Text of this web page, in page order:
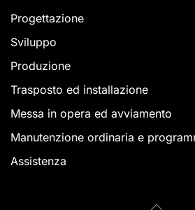
Progettazione
Sviluppo
Produzione
Trasposto ed installazione
Messa in opera ed avviamento
Manutenzione ordinaria e
Assistenza